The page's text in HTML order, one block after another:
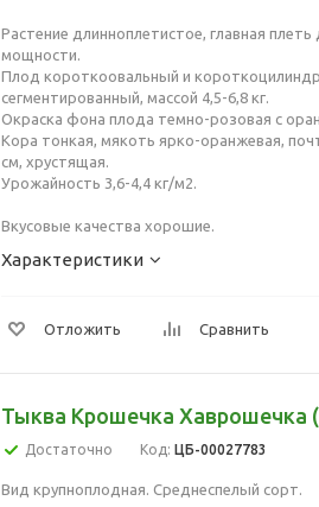
Растение длинноплетистое, главная
мощности.
Плод короткоовальный и
сегментированный, массой 4,5-6,8 кг.
Окраска фона плода темно-розовая с
Кора тонкая, мякоть ярко-оранжевая,
см, хрустящая.
Урожайность 3,6-4,4 кг/м2.
Вкусовые качества хорошие.
Характеристики
Отложить Сравнить
Тыква Крошечка Хаврошечка
Достаточно Код: ЦБ-00027783
Вид крупноплодная. Среднеспелый сорт.